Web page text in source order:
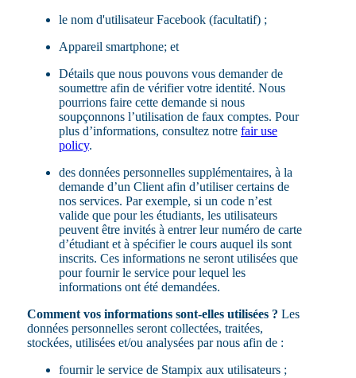
le nom d'utilisateur Facebook (facultatif) ;
Appareil smartphone; et
Détails que nous pouvons vous demander de
soumettre afin de vérifier votre identité. Nous
pourrions faire cette demande si nous
soupçonnons l’utilisation de faux comptes. Pour
plus d’informations, consultez notre fair use
policy.
des données personnelles supplémentaires, à la
demande d’un Client afin d’utiliser certains de
nos services. Par exemple, si un code n’est
valide que pour les étudiants, les utilisateurs
peuvent être invités à entrer leur numéro de carte
d’étudiant et à spécifier le cours auquel ils sont
inscrits. Ces informations ne seront utilisées que
pour fournir le service pour lequel les
informations ont été demandées.
Comment vos informations sont-elles utilisées ? Les
données personnelles seront collectées, traitées,
stockées, utilisées et/ou analysées par nous afin de :
fournir le service de Stampix aux utilisateurs ;